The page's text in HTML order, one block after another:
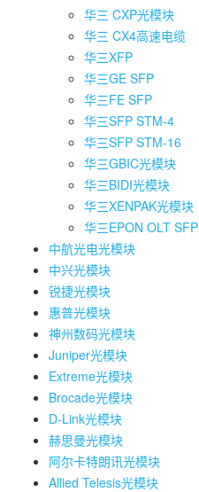
华三 CXP光模块
华三 CX4高速电缆
华三XFP
华三GE SFP
华三FE SFP
华三SFP STM-4
华三SFP STM-16
华三GBIC光模块
华三BIDI光模块
华三XENPAK光模块
华三EPON OLT SFP
中航光电光模块
中兴光模块
锐捷光模块
惠普光模块
神州数码光模块
Juniper光模块
Extreme光模块
Brocade光模块
D-Link光模块
赫思曼光模块
阿尔卡特朗讯光模块
Allied Telesis光模块